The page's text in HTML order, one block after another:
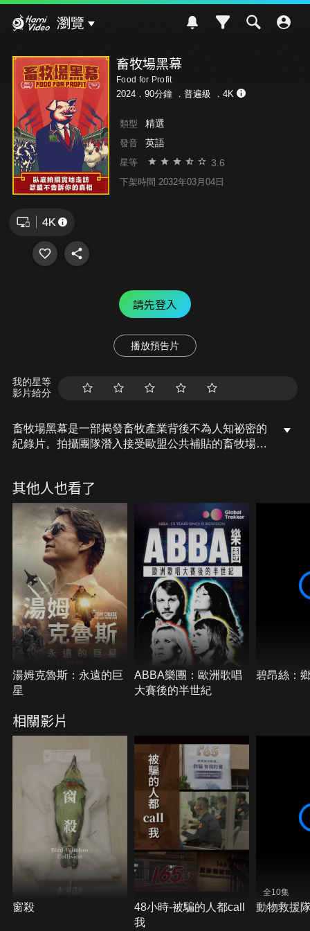
瀏覽
畜牧場黑幕
Food for Profit
2024．90分鐘 ． 普遍級 ．4K
類型 精選
發音 英語
星等 3.6
下架時間 2032年03月04日
請先登入
播放預告片
我的星等
影片給分
畜牧場黑幕是一部揭發畜牧產業背後不為人知祕密的
紀錄片。拍攝團隊潛入接受歐盟公共補貼的畜牧場內
錯綜複雜的政治與資本勾結。本片不只是對產業的控
訴，更探討有關良知、體制制度與如何改變。
其他人也看了
湯姆克魯斯：永遠的巨
星
ABBA樂團：歐洲歌唱
大賽後的半世紀
碧昂絲：
相關影片
窗殺
48小時-被騙的人都call
我
全10集
動物救援